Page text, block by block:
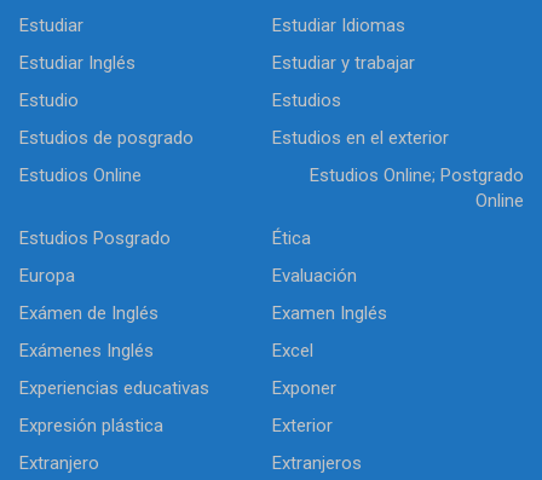
Estudiar
Estudiar Idiomas
Estudiar Inglés
Estudiar y trabajar
Estudio
Estudios
Estudios de posgrado
Estudios en el exterior
Estudios Online
Estudios Online; Postgrado
Online
Estudios Posgrado
Ética
Europa
Evaluación
Exámen de Inglés
Examen Inglés
Exámenes Inglés
Excel
Experiencias educativas
Exponer
Expresión plástica
Exterior
Extranjero
Extranjeros